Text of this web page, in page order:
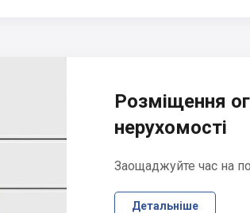
Розміщення
нерухомості
Заощаджуйте час на
Детальніше